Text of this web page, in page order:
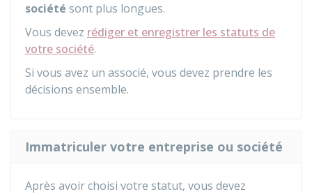
société sont plus longues.
Vous devez rédiger et enregistrer les statuts de
votre société.
Si vous avez un associé, vous devez prendre les
décisions ensemble.
Immatriculer votre entreprise ou société
Après avoir choisi votre statut, vous devez